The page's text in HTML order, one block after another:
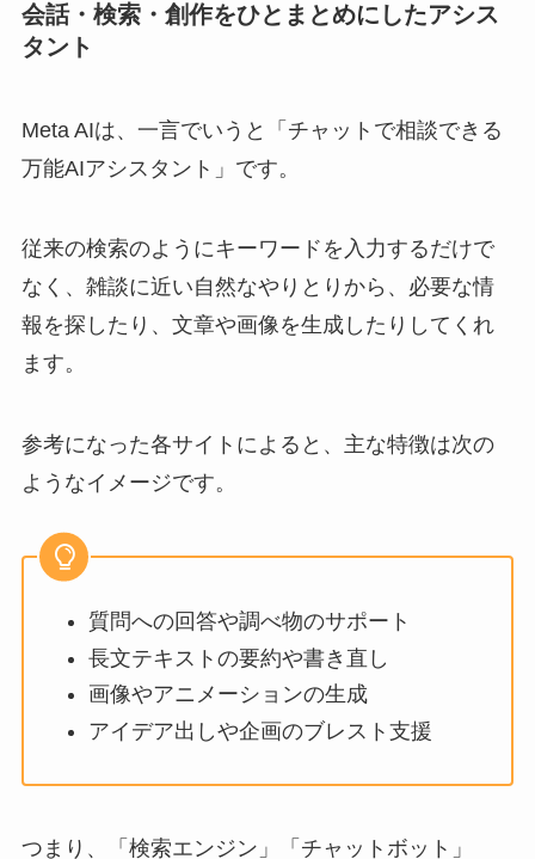
会話・検索・創作をひとまとめにしたアシス
タント
Meta AIは、一言でいうと「チャットで相談できる
万能AIアシスタント」です。
従来の検索のようにキーワードを入力するだけで
なく、雑談に近い自然なやりとりから、必要な情
報を探したり、文章や画像を生成したりしてくれ
ます。
参考になった各サイトによると、主な特徴は次の
ようなイメージです。
質問への回答や調べ物のサポート
長文テキストの要約や書き直し
画像やアニメーションの生成
アイデア出しや企画のブレスト支援
つまり、「検索エンジン」「チャットボット」